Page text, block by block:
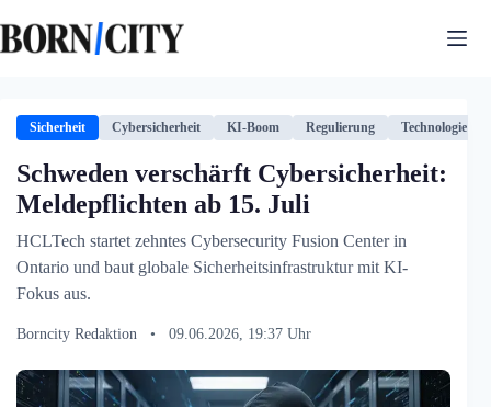
Inhalt
springen
Sicherheit Cybersicherheit KI-Boom Regulierung Technologie
Schweden verschärft Cybersicherheit:
Meldepflichten ab 15. Juli
HCLTech startet zehntes Cybersecurity Fusion Center in
Ontario und baut globale Sicherheitsinfrastruktur mit KI-
Fokus aus.
Borncity Redaktion • 09.06.2026, 19:37 Uhr